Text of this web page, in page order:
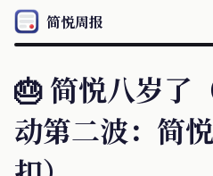
简悦周报
🎂 简悦八岁了
动第二波：简